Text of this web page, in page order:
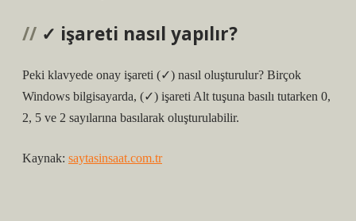
✓ işareti nasıl yapılır?
Peki klavyede onay işareti (✓) nasıl oluşturulur? Birçok
Windows bilgisayarda, (✓) işareti Alt tuşuna basılı tutarken 0,
2, 5 ve 2 sayılarına basılarak oluşturulabilir.
Kaynak: saytasinsaat.com.tr